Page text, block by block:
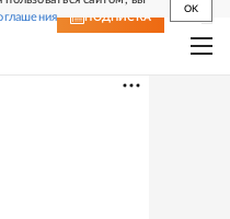
OK
ПОДПИСКА